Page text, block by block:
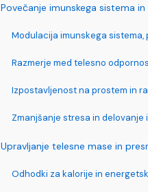
Povečanje imunskega sistema
Modulacija imunskega
Razmerje med telesno
Izpostavljenost na prostem in
Zmanjšanje stresa in delovanje
Upravljanje telesne mase in
Odhodki za kalorije in